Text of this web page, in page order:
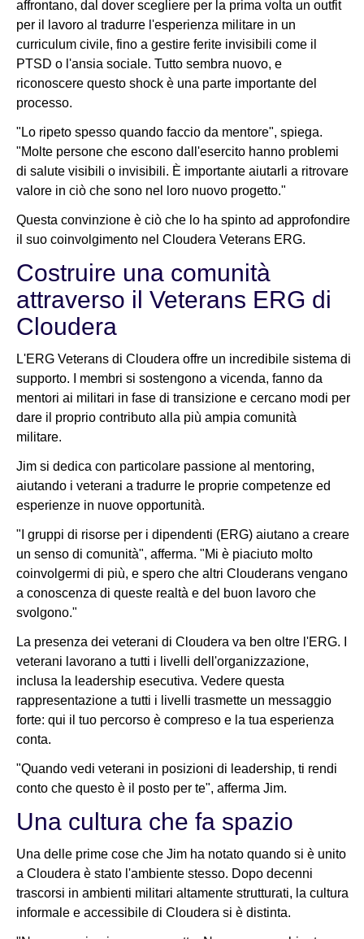
affrontano, dal dover scegliere per la prima volta un outfit
per il lavoro al tradurre l'esperienza militare in un
curriculum civile, fino a gestire ferite invisibili come il
PTSD o l'ansia sociale. Tutto sembra nuovo, e
riconoscere questo shock è una parte importante del
processo.
"Lo ripeto spesso quando faccio da mentore", spiega.
"Molte persone che escono dall'esercito hanno problemi
di salute visibili o invisibili. È importante aiutarli a ritrovare
valore in ciò che sono nel loro nuovo progetto."
Questa convinzione è ciò che lo ha spinto ad approfondire
il suo coinvolgimento nel Cloudera Veterans ERG.
Costruire una comunità
attraverso il Veterans ERG di
Cloudera
L'ERG Veterans di Cloudera offre un incredibile sistema di
supporto. I membri si sostengono a vicenda, fanno da
mentori ai militari in fase di transizione e cercano modi per
dare il proprio contributo alla più ampia comunità
militare.
Jim si dedica con particolare passione al mentoring,
aiutando i veterani a tradurre le proprie competenze ed
esperienze in nuove opportunità.
"I gruppi di risorse per i dipendenti (ERG) aiutano a creare
un senso di comunità", afferma. "Mi è piaciuto molto
coinvolgermi di più, e spero che altri Clouderans vengano
a conoscenza di queste realtà e del buon lavoro che
svolgono."
La presenza dei veterani di Cloudera va ben oltre l'ERG. I
veterani lavorano a tutti i livelli dell'organizzazione,
inclusa la leadership esecutiva. Vedere questa
rappresentazione a tutti i livelli trasmette un messaggio
forte: qui il tuo percorso è compreso e la tua esperienza
conta.
"Quando vedi veterani in posizioni di leadership, ti rendi
conto che questo è il posto per te", afferma Jim.
Una cultura che fa spazio
Una delle prime cose che Jim ha notato quando si è unito
a Cloudera è stato l'ambiente stesso. Dopo decenni
trascorsi in ambienti militari altamente strutturati, la cultura
informale e accessibile di Cloudera si è distinta.